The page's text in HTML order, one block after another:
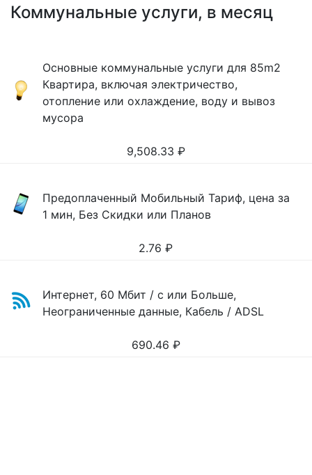
Коммунальные услуги, в месяц
Основные коммунальные услуги для 85m2
Квартира, включая электричество,
отопление или охлаждение, воду и вывоз
мусора
9,508.33 ₽
Предоплаченный Мобильный Тариф, цена за
1 мин, Без Скидки или Планов
2.76 ₽
Интернет, 60 Мбит / с или Больше,
Неограниченные данные, Кабель / ADSL
690.46 ₽